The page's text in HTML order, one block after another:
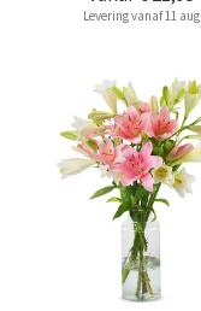
Levering vanaf 11 aug